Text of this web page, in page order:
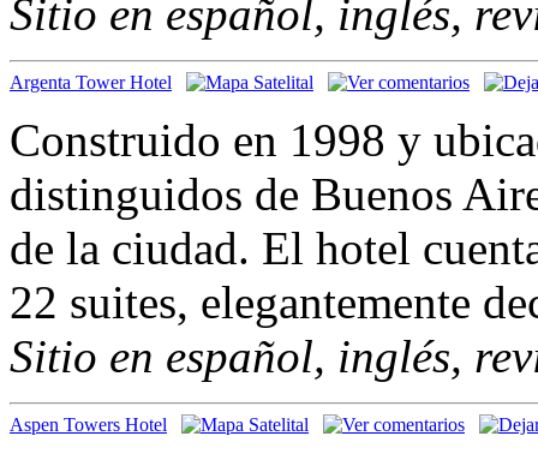
Sitio en español, inglés,
Argenta Tower Hotel
Construido en 1998 y
distinguidos de Buenos
de la ciudad. El hotel
22 suites, elegantemente
Sitio en español, inglés,
Aspen Towers Hotel